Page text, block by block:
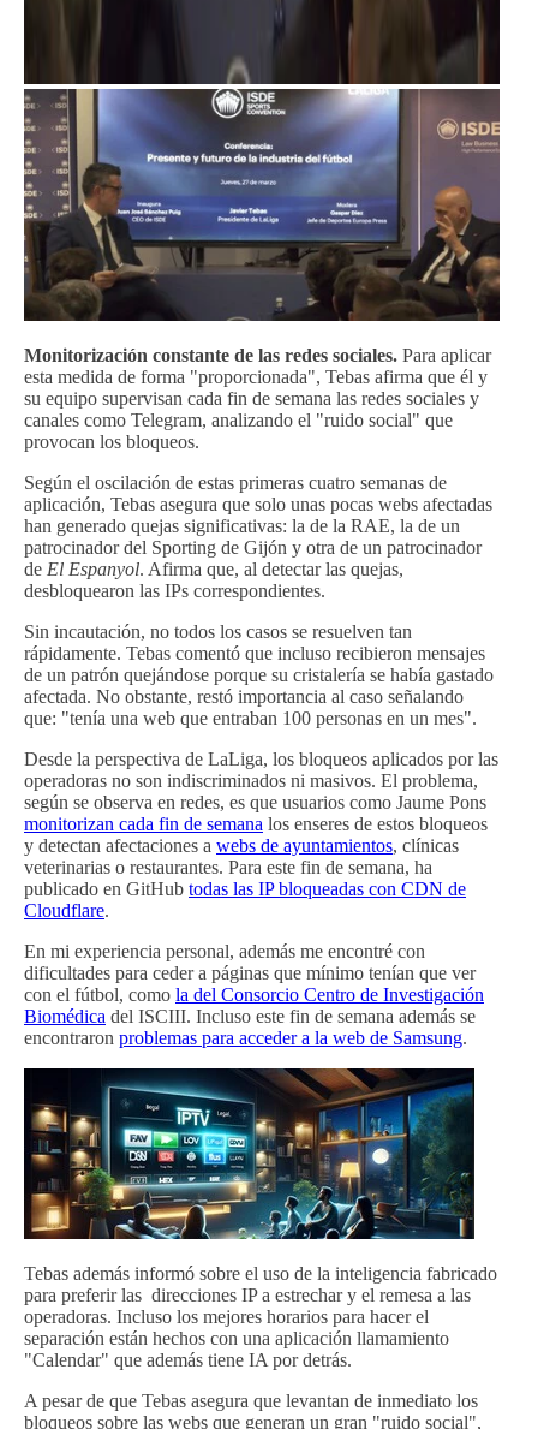
Monitorización constante de las redes sociales. Para aplicar
esta medida de forma "proporcionada", Tebas afirma que él y
su equipo supervisan cada fin de semana las redes sociales y
canales como Telegram, analizando el "ruido social" que
provocan los bloqueos.
Según el oscilación de estas primeras cuatro semanas de
aplicación, Tebas asegura que solo unas pocas webs afectadas
han generado quejas significativas: la de la RAE, la de un
patrocinador del Sporting de Gijón y otra de un patrocinador
de El Espanyol. Afirma que, al detectar las quejas,
desbloquearon las IPs correspondientes.
Sin incautación, no todos los casos se resuelven tan
rápidamente. Tebas comentó que incluso recibieron mensajes
de un patrón quejándose porque su cristalería se había gastado
afectada. No obstante, restó importancia al caso señalando
que: "tenía una web que entraban 100 personas en un mes".
Desde la perspectiva de LaLiga, los bloqueos aplicados por las
operadoras no son indiscriminados ni masivos. El problema,
según se observa en redes, es que usuarios como Jaume Pons
monitorizan cada fin de semana los enseres de estos bloqueos
y detectan afectaciones a webs de ayuntamientos, clínicas
veterinarias o restaurantes. Para este fin de semana, ha
publicado en GitHub todas las IP bloqueadas con CDN de
Cloudflare.
En mi experiencia personal, además me encontré con
dificultades para ceder a páginas que mínimo tenían que ver
con el fútbol, como la del Consorcio Centro de Investigación
Biomédica del ISCIII. Incluso este fin de semana además se
encontraron problemas para acceder a la web de Samsung.
Tebas además informó sobre el uso de la inteligencia fabricado
para preferir las direcciones IP a estrechar y el remesa a las
operadoras. Incluso los mejores horarios para hacer el
separación están hechos con una aplicación llamamiento
"Calendar" que además tiene IA por detrás.
A pesar de que Tebas asegura que levantan de inmediato los
bloqueos sobre las webs que generan un gran "ruido social",